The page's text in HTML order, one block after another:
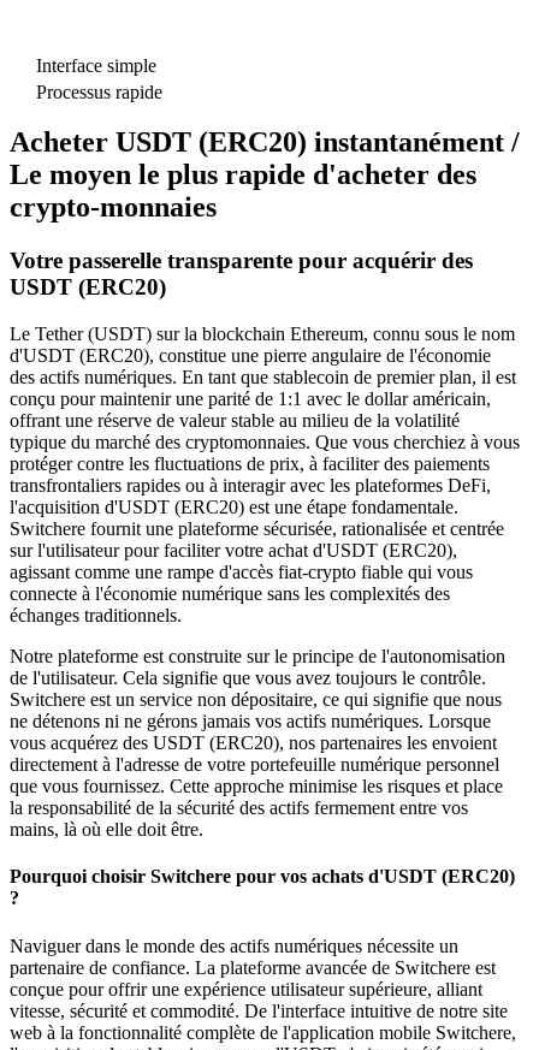
Interface simple
Processus rapide
Acheter USDT (ERC20) instantanément /
Le moyen le plus rapide d'acheter des
crypto-monnaies
Votre passerelle transparente pour acquérir des
USDT (ERC20)
Le Tether (USDT) sur la blockchain Ethereum, connu sous le nom
d'USDT (ERC20), constitue une pierre angulaire de l'économie
des actifs numériques. En tant que stablecoin de premier plan, il est
conçu pour maintenir une parité de 1:1 avec le dollar américain,
offrant une réserve de valeur stable au milieu de la volatilité
typique du marché des cryptomonnaies. Que vous cherchiez à vous
protéger contre les fluctuations de prix, à faciliter des paiements
transfrontaliers rapides ou à interagir avec les plateformes DeFi,
l'acquisition d'USDT (ERC20) est une étape fondamentale.
Switchere fournit une plateforme sécurisée, rationalisée et centrée
sur l'utilisateur pour faciliter votre achat d'USDT (ERC20),
agissant comme une rampe d'accès fiat-crypto fiable qui vous
connecte à l'économie numérique sans les complexités des
échanges traditionnels.
Notre plateforme est construite sur le principe de l'autonomisation
de l'utilisateur. Cela signifie que vous avez toujours le contrôle.
Switchere est un service non dépositaire, ce qui signifie que nous
ne détenons ni ne gérons jamais vos actifs numériques. Lorsque
vous acquérez des USDT (ERC20), nos partenaires les envoient
directement à l'adresse de votre portefeuille numérique personnel
que vous fournissez. Cette approche minimise les risques et place
la responsabilité de la sécurité des actifs fermement entre vos
mains, là où elle doit être.
Pourquoi choisir Switchere pour vos achats d'USDT (ERC20)
?
Naviguer dans le monde des actifs numériques nécessite un
partenaire de confiance. La plateforme avancée de Switchere est
conçue pour offrir une expérience utilisateur supérieure, alliant
vitesse, sécurité et commodité. De l'interface intuitive de notre site
web à la fonctionnalité complète de l'application mobile Switchere,